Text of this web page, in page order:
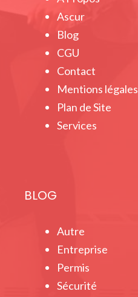
Ascur
Blog
CGU
Contact
Mentions légales
Plan de Site
Services
BLOG
Autre
Entreprise
Permis
Sécurité